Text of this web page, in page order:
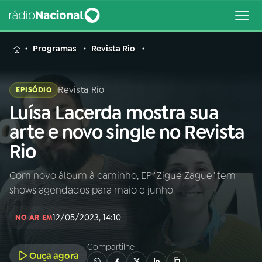
MENU
Buscar
na
Rádio
Nacional
Buscar
AO VIVO
INÍCIO
A RÁDIO
Programas Revista Rio
EPISÓDIO Revista Rio
Luísa Lacerda mostra sua
arte e novo single no Revista
Rio
Com novo álbum à caminho, EP "Zigue Zague" tem
shows agendados para maio e junho
NO AR EM12/05/2023, 14:10
Ouça agora
Compartilhe